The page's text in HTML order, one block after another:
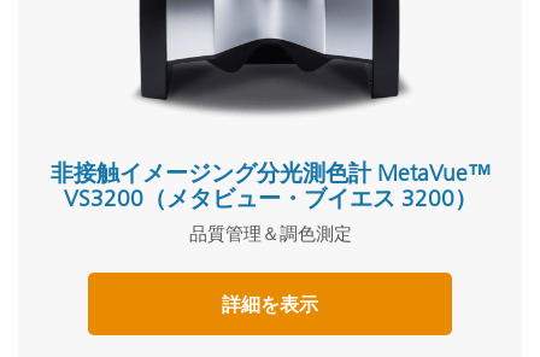
非接触イメージング分光測色計 MetaVue™
VS3200（メタビュー・ブイエス 3200）
品質管理＆調色測定
詳細を表示